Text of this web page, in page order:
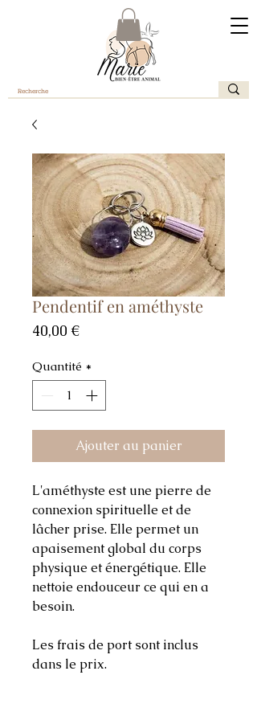
Pendentif en améthyste
40,00 €Prix
Quantité *
Ajouter au panier
L'améthyste est une pierre de
connexion spirituelle et de
lâcher prise. Elle permet un
apaisement global du corps
physique et énergétique. Elle
nettoie endouceur ce qui en a
besoin.
Les frais de port sont inclus
dans le prix.